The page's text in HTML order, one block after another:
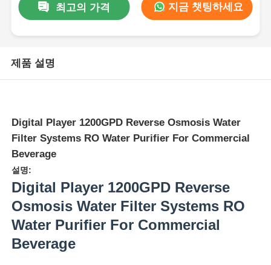
최고의 가격 지금 챗팅하세요
제품 설명
Digital Player 1200GPD Reverse Osmosis Water
Filter Systems RO Water Purifier For Commercial
Beverage
설명:
Digital Player 1200GPD Reverse
Osmosis Water Filter Systems RO
Water Purifier For Commercial
Beverage